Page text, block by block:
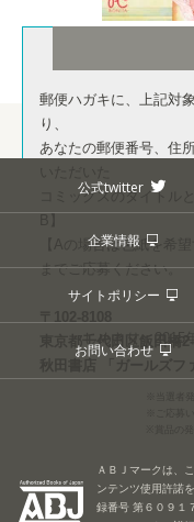
郵便ハガキに、上記対
り、
あなたの郵便番号、住
コミックスのタイトル
【Aの場合は色紙を希
までご応募ください。
東京都千代田区飯田橋2-
公式twitter
企業情報
サイトポリシー
お問い合わせ
ＡＢＪマークは、
ンテンツ使用許諾
録番号 第６０９１